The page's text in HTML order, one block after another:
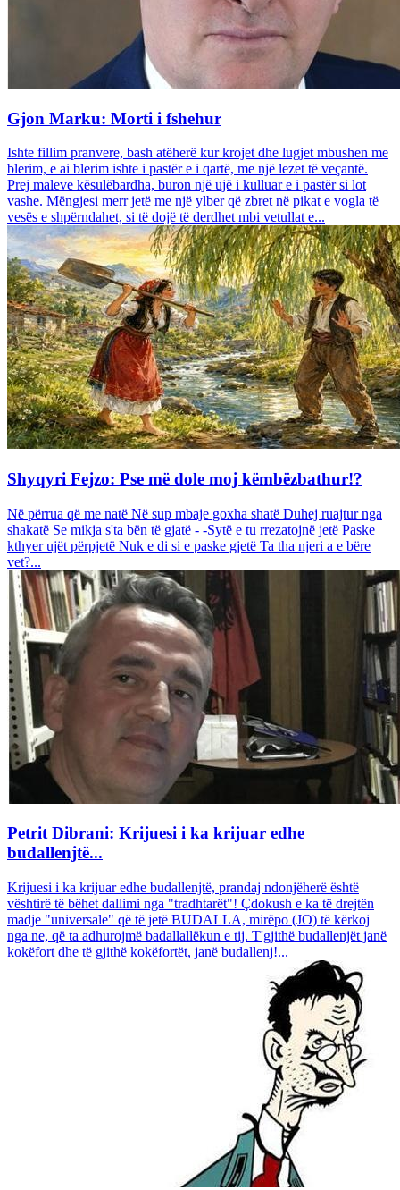
Gjon Marku: Morti i fshehur
Ishte fillim pranvere, bash atëherë kur krojet dhe lugjet mbushen me
blerim, e ai blerim ishte i pastër e i qartë, me një lezet të veçantë.
Prej maleve kësulëbardha, buron një ujë i kulluar e i pastër si lot
vashe. Mëngjesi merr jetë me një ylber që zbret në pikat e vogla të
vesës e shpërndahet, si të dojë të derdhet mbi vetullat e...
Shyqyri Fejzo: Pse më dole moj këmbëzbathur!?
Në përrua që me natë Në sup mbaje goxha shatë Duhej ruajtur nga
shakatë Se mikja s'ta bën të gjatë - -Sytë e tu rrezatojnë jetë Paske
kthyer ujët përpjetë Nuk e di si e paske gjetë Ta tha njeri a e bëre
vet?...
Petrit Dibrani: Krijuesi i ka krijuar edhe
budallenjtë...
Krijuesi i ka krijuar edhe budallenjtë, prandaj ndonjëherë është
vështirë të bëhet dallimi nga "tradhtarët"! Çdokush e ka të drejtën
madje "universale" që të jetë BUDALLA, mirëpo (JO) të kërkoj
nga ne, që ta adhurojmë badallallëkun e tij. T'gjithë budallenjët janë
kokëfort dhe të gjithë kokëfortët, janë budallenj!...